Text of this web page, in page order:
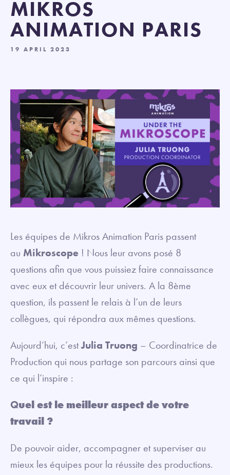
MIKROS
ANIMATION PARIS
19 APRIL 2023
Les équipes de Mikros Animation Paris passent
au Mikroscope ! Nous leur avons posé 8
questions afin que vous puissiez faire connaissance
avec eux et découvrir leur univers. A la 8ème
question, ils passent le relais à l’un de leurs
collègues, qui répondra aux mêmes questions.
Aujourd’hui, c’estJulia Truong – Coordinatrice de
Production qui nous partage son parcours ainsi que
ce qui l’inspire :
Quel est le meilleur aspect de votre
travail ?
De pouvoir aider, accompagner et superviser au
mieux les équipes pour la réussite des productions.